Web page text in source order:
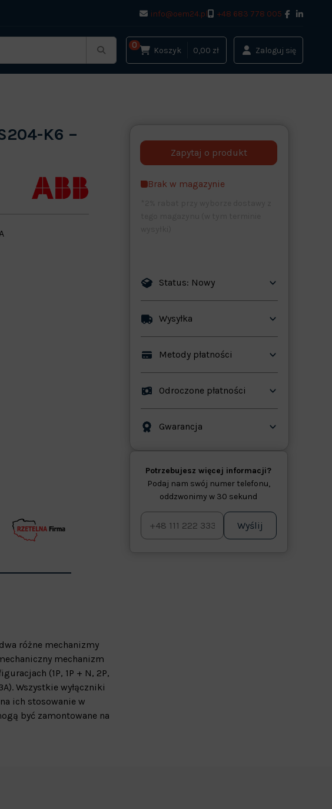
info@oem24.pl +48 683 778 005
0
Koszyk 0,00 zł Zaloguj się
K6 –
Brak w magazynie
Status: Nowy
Wysyłka
Metody płatności
Odroczone płatności
Gwarancja
Potrzebujesz więcej informacji?
Podaj nam swój numer telefonu,
oddzwonimy w 30 sekund
Wyślij
różne mechanizmy
mechanizm
(1P, 1P + N, 2P,
Wszystkie wyłączniki
ich stosowanie w
być zamontowane na